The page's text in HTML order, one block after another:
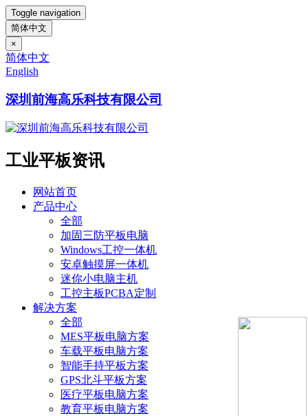
Toggle navigation
简体中文
×
简体中文
English
深圳前海高乐科技有限公司
工业平板资讯
网站首页
产品中心
全部
加固三防平板电脑
Windows工控一体机
安卓触摸屏一体机
迷你小电脑主机
工控主板PCBA定制
解决方案
全部
MES平板电脑方案
车载平板电脑方案
智能手持平板方案
GPS北斗平板方案
医疗平板电脑方案
教育平板电脑方案